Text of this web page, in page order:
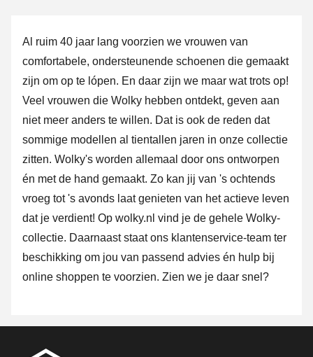
Al ruim 40 jaar lang voorzien we vrouwen van
comfortabele, ondersteunende schoenen die gemaakt
zijn om op te lópen. En daar zijn we maar wat trots op!
Veel vrouwen die Wolky hebben ontdekt, geven aan
niet meer anders te willen. Dat is ook de reden dat
sommige modellen al tientallen jaren in onze collectie
zitten. Wolky's worden allemaal door ons ontworpen
én met de hand gemaakt. Zo kan jij van 's ochtends
vroeg tot 's avonds laat genieten van het actieve leven
dat je verdient! Op wolky.nl vind je de gehele Wolky-
collectie. Daarnaast staat ons klantenservice-team ter
beschikking om jou van passend advies én hulp bij
online shoppen te voorzien. Zien we je daar snel?